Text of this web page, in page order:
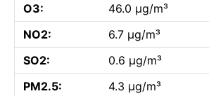
O3:
46.0 µg/m³
NO2:
6.7 µg/m³
SO2:
0.6 µg/m³
PM2.5:
4.3 µg/m³